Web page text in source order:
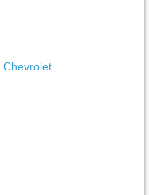
Chevrolet